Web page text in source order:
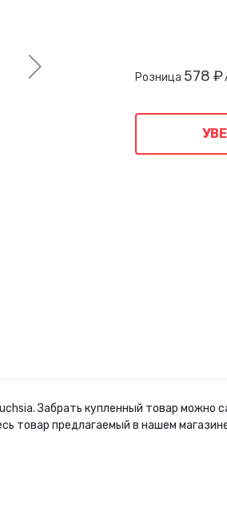
Розница 578 ₽
Забрать купленный товар можно
товар предлагаемый в нашем